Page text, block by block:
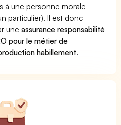
à une personne morale
particulier). Il est donc
uneassurance responsabilité
pour le métier de
habillement.